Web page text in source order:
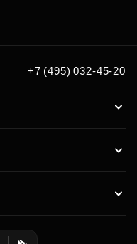
+7 (495) 032-45-20